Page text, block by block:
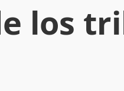
los